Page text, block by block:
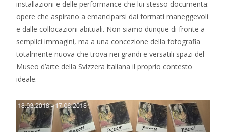
installazioni e delle performance che lui stesso documenta:
opere che aspirano a emanciparsi dai formati maneggevoli
e dalle collocazioni abituali. Non siamo dunque di fronte a
semplici immagini, ma a una concezione della fotografia
totalmente nuova che trova nei grandi e versatili spazi del
Museo d’arte della Svizzera italiana il proprio contesto
ideale.